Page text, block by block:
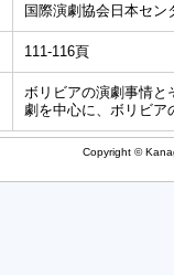
国際演劇協会日本セン
111-116頁
ボリビアの演劇事情と
劇を中心に、ボリビア
Copyright ©